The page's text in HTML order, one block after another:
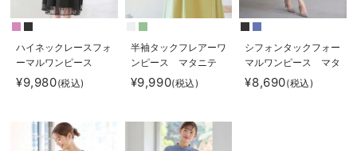
ハイネックレースフォ
ーマルワンピース
¥9,980(税込)
半袖タックフレアーワ
ンピース マタニテ
ィ・産後授乳服【出産
後も長く使える】
¥9,990(税込)
シフォンタックフォー
マルワンピース マタ
ニティ・授乳服【出産
後も長く使える】
¥8,690(税込)